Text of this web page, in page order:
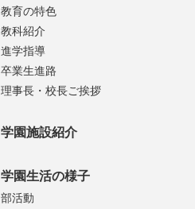
教育の特色
教科紹介
進学指導
卒業生進路
理事長・校長ご挨拶
学園施設紹介
学園生活の様子
部活動